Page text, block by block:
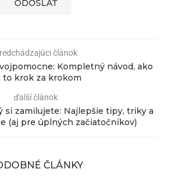
článok
Kompletný návod, ako
to krok za krokom
ďalší článok
si zamilujete: Najlepšie tipy, triky a
(aj pre úplných začiatočníkov)
ČLÁNKY